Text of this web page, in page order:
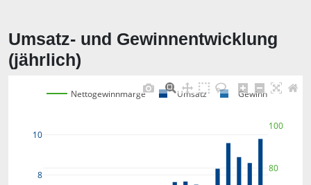
Umsatz- und Gewinnentwicklung
(jährlich)
8
10
80
100
Nettogewinnmarge Umsatz Gewinn